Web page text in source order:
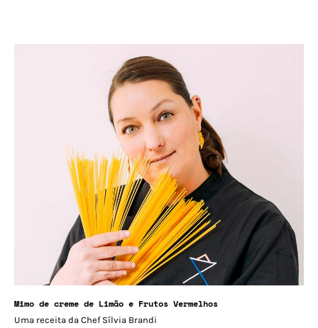
Mimo de creme de Limão e Frutos Vermelhos
Uma receita da Chef Sílvia Brandi